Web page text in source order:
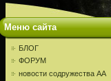
Меню сайта
БЛОГ
ФОРУМ
новости содружества АА